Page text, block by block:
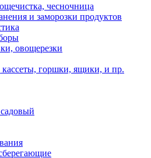
чесночница
и заморозки продуктов
овощерезки
кассеты, горшки, ящики, и пр.